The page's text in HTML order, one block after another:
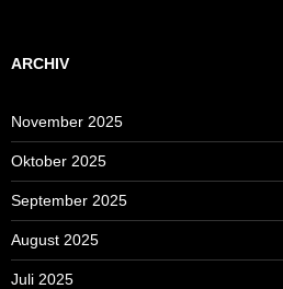
ARCHIV
November 2025
Oktober 2025
September 2025
August 2025
Juli 2025